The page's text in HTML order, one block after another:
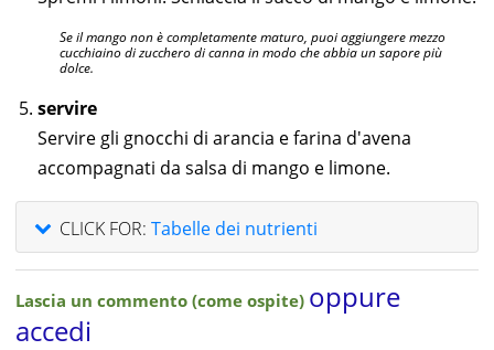
Se il mango non è completamente maturo, puoi aggiungere mezzo
cucchiaino di zucchero di canna in modo che abbia un sapore più
dolce.
servire
Servire gli gnocchi di arancia e farina d'avena
accompagnati da salsa di mango e limone.
CLICK FOR: Tabelle dei nutrienti
Lascia un commento (come ospite) oppure
accedi